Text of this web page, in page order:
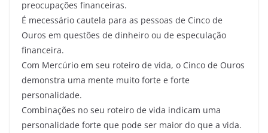
preocupações financeiras.
É mecessário cautela para as pessoas de Cinco de
Ouros em questões de dinheiro ou de especulação
financeira.
Com Mercúrio em seu roteiro de vida, o Cinco de Ouros
demonstra uma mente muito forte e forte
personalidade.
Combinações no seu roteiro de vida indicam uma
personalidade forte que pode ser maior do que a vida.